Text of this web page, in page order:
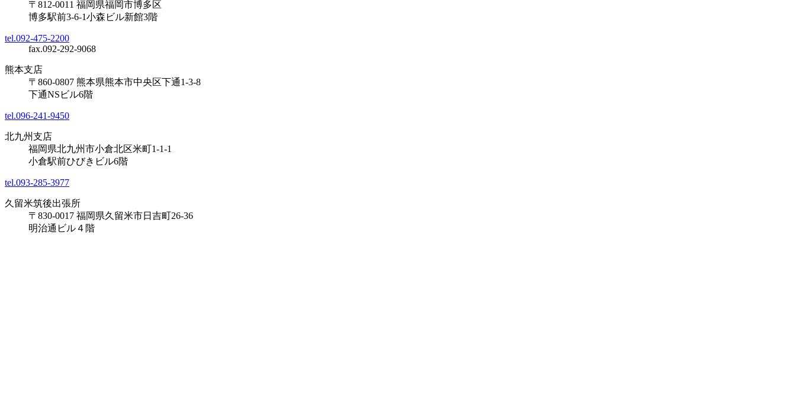
〒812-0011 福岡県福岡市博多区
博多駅前3-6-1小森ビル新館3階
tel.092-475-2200
fax.092-292-9068
熊本支店
〒860-0807 熊本県熊本市中央区下通1-3-8
下通NSビル6階
tel.096-241-9450
北九州支店
福岡県北九州市小倉北区米町1-1-1
小倉駅前ひびきビル6階
tel.093-285-3977
久留米筑後出張所
〒830-0017 福岡県久留米市日吉町26-36
明治通ビル４階